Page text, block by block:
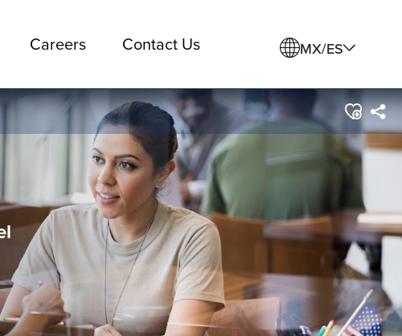
Careers Contact Us MX/ES